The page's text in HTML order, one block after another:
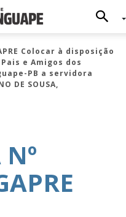
Colocar à disposição
e Amigos dos
PB a servidora
DE SOUSA,